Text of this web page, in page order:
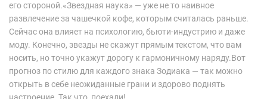
его стороной.«Звездная наука» — уже не то наивное
развлечение за чашечкой кофе, которым считалась раньше.
Сейчас она влияет на психологию, бьюти-индустрию и даже
моду. Конечно, звезды не скажут прямым текстом, что вам
носить, но точно укажут дорогу к гармоничному наряду.Вот
прогноз по стилю для каждого знака Зодиака — так можно
открыть в себе неожиданные грани и здорово поднять